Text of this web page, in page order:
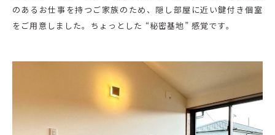
のあるお仕事を持つご家族のため、隠し部屋に近い鍵付き個室
をご用意しました。ちょっとした “秘密基地” 感覚です。